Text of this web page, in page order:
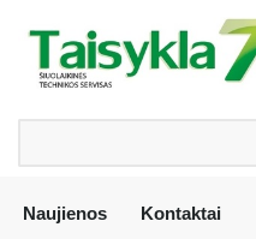
Pereiti
prie
turinio
Naujienos Kontaktai